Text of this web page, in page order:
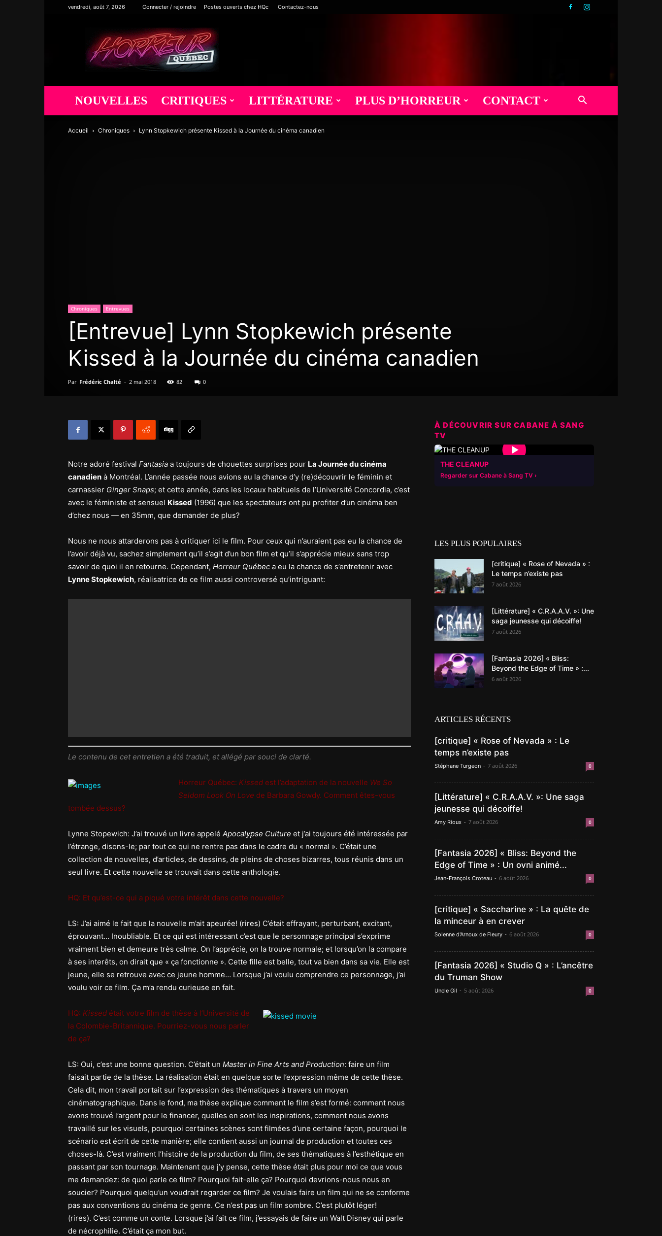
vendredi, août 7, 2026 Connecter / rejoindre Postes ouverts chez HQc Contactez-nous
Horreur
Québec
NOUVELLES CRITIQUES LITTÉRATURE PLUS D’HORREUR CONTACT
Accueil Chroniques Lynn Stopkewich présente Kissed à la Journée du cinéma canadien
Chroniques Entrevues
[Entrevue] Lynn Stopkewich présente
Kissed à la Journée du cinéma canadien
Par Frédéric Chalté - 2 mai 2018 82 0
Notre adoré festival Fantasia a toujours de chouettes surprises pour La Journée du cinéma
canadien à Montréal. L’année passée nous avions eu la chance d’y (re)découvrir le féminin et
carnassier Ginger Snaps; et cette année, dans les locaux habituels de l’Université Concordia, c’est
avec le féministe et sensuel Kissed (1996) que les spectateurs ont pu profiter d’un cinéma ben
d’chez nous — en 35mm, que demander de plus?
Nous ne nous attarderons pas à critiquer ici le film. Pour ceux qui n’auraient pas eu la chance de
l’avoir déjà vu, sachez simplement qu’il s’agit d’un bon film et qu’il s’apprécie mieux sans trop
savoir de quoi il en retourne. Cependant, Horreur Québec a eu la chance de s’entretenir avec
Lynne Stopkewich, réalisatrice de ce film aussi controversé qu’intriguant:
Le contenu de cet entretien a été traduit, et allégé par souci de clarté.
Horreur Québec: Kissed est l’adaptation de la nouvelle We So
Seldom Look On Love de Barbara Gowdy. Comment êtes-vous
tombée dessus?
Lynne Stopewich: J’ai trouvé un livre appelé Apocalypse Culture et j’ai toujours été intéressée par
l’étrange, disons-le; par tout ce qui ne rentre pas dans le cadre du « normal ». C’était une
collection de nouvelles, d’articles, de dessins, de pleins de choses bizarres, tous réunis dans un
seul livre. Et cette nouvelle se trouvait dans cette anthologie.
HQ: Et qu’est-ce qui a piqué votre intérêt dans cette nouvelle?
LS: J’ai aimé le fait que la nouvelle m’ait apeurée! (rires) C’était effrayant, perturbant, excitant,
éprouvant… Inoubliable. Et ce qui est intéressant c’est que le personnage principal s’exprime
vraiment bien et demeure très calme. On l’apprécie, on la trouve normale; et lorsqu’on la compare
à ses interêts, on dirait que « ça fonctionne ». Cette fille est belle, tout va bien dans sa vie. Elle est
jeune, elle se retrouve avec ce jeune homme… Lorsque j’ai voulu comprendre ce personnage, j’ai
voulu voir ce film. Ça m’a rendu curieuse en fait.
HQ: Kissed était votre film de thèse à l’Université de
la Colombie-Britannique. Pourriez-vous nous parler
de ça?
LS: Oui, c’est une bonne question. C’était un Master in Fine Arts and Production: faire un film
faisait partie de la thèse. La réalisation était en quelque sorte l’expression même de cette thèse.
Cela dit, mon travail portait sur l’expression des thématiques à travers un moyen
cinématographique. Dans le fond, ma thèse explique comment le film s’est formé: comment nous
avons trouvé l’argent pour le financer, quelles en sont les inspirations, comment nous avons
travaillé sur les visuels, pourquoi certaines scènes sont filmées d’une certaine façon, pourquoi le
scénario est écrit de cette manière; elle contient aussi un journal de production et toutes ces
choses-là. C’est vraiment l’histoire de la production du film, de ses thématiques à l’esthétique en
passant par son tournage. Maintenant que j’y pense, cette thèse était plus pour moi ce que vous
me demandez: de quoi parle ce film? Pourquoi fait-elle ça? Pourquoi devrions-nous nous en
soucier? Pourquoi quelqu’un voudrait regarder ce film? Je voulais faire un film qui ne se conforme
pas aux conventions du cinéma de genre. Ce n’est pas un film sombre. C’est plutôt léger!
(rires). C’est comme un conte. Lorsque j’ai fait ce film, j’essayais de faire un Walt Disney qui parle
de nécrophilie. C’était ça mon but.
À DÉCOUVRIR SUR CABANE À SANG
TV
▶
THE CLEANUP
Regarder sur Cabane à Sang TV
LES PLUS POPULAIRES
[critique] « Rose of Nevada » :
Le temps n’existe pas
7 août 2026
[Littérature] « C.R.A.A.V. »: Une
saga jeunesse qui décoiffe!
7 août 2026
[Fantasia 2026] « Bliss:
Beyond the Edge of Time » :...
6 août 2026
ARTICLES RÉCENTS
[critique] « Rose of Nevada » : Le
temps n’existe pas
Stéphane Turgeon - 7 août 2026 0
[Littérature] « C.R.A.A.V. »: Une saga
jeunesse qui décoiffe!
Amy Rioux - 7 août 2026 0
[Fantasia 2026] « Bliss: Beyond the
Edge of Time » : Un ovni animé...
Jean-François Croteau - 6 août 2026 0
[critique] « Saccharine » : La quête de
la minceur à en crever
Solenne d'Arnoux de Fleury - 6 août 2026 0
[Fantasia 2026] « Studio Q » : L’ancêtre
du Truman Show
Uncle Gil - 5 août 2026 0